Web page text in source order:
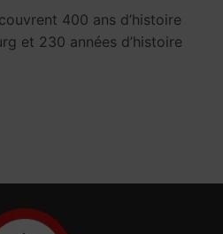
400 ans d’histoire
et 230 années d’histoire